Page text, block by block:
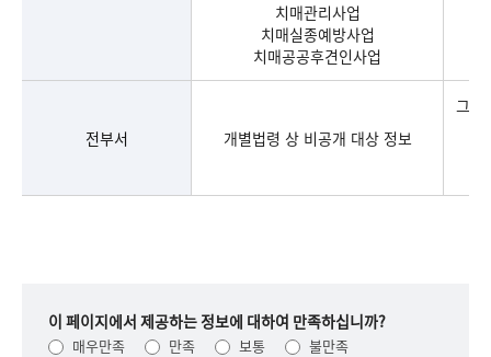
치매관리사업
치매실종예방사업
치매공공후견인사업
전부서 개별법령 상 비공개 대상 정보
그밖
이 페이지에서 제공하는 정보에 대하여 만족하십니까?
매우만족 만족 보통
불만족